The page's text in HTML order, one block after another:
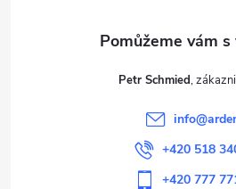
Petr Schmied
info@
+420 518
+420 777